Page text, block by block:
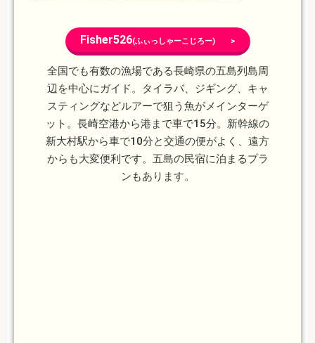
Fisher526(ふぃっしゃーこじろー) >
全国でも有数の漁場である長崎県の五島列島周
辺を中心にガイド。タイラバ、ジギング、キャ
スティングなどルアーで狙う魚がメインターゲ
ット。長崎空港から港まで車で15分。新幹線の
新大村駅から車で10分と交通の便がよく、遠方
からも大変便利です。五島の民宿に泊まるプラ
ンもあります。